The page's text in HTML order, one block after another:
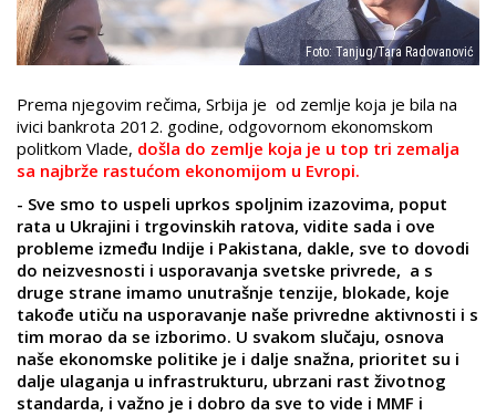
Foto: Tanjug/Tara Radovanović
Prema njegovim rečima, Srbija je od zemlje koja je bila na
ivici bankrota 2012. godine, odgovornom ekonomskom
politkom Vlade, došla do zemlje koja je u top tri zemalja
sa najbrže rastućom ekonomijom u Evropi.
- Sve smo to uspeli uprkos spoljnim izazovima, poput
rata u Ukrajini i trgovinskih ratova, vidite sada i ove
probleme između Indije i Pakistana, dakle, sve to dovodi
do neizvesnosti i usporavanja svetske privrede, a s
druge strane imamo unutrašnje tenzije, blokade, koje
takođe utiču na usporavanje naše privredne aktivnosti i s
tim morao da se izborimo. U svakom slučaju, osnova
naše ekonomske politike je i dalje snažna, prioritet su i
dalje ulaganja u infrastrukturu, ubrzani rast životnog
standarda, i važno je i dobro da sve to vide i MMF i